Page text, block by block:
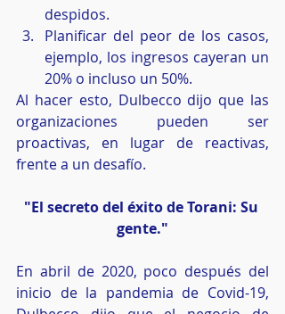
despidos.
Planificar del peor de los casos,
ejemplo, los ingresos cayeran un
20% o incluso un 50%.
Al hacer esto, Dulbecco dijo que las
organizaciones pueden ser
proactivas, en lugar de reactivas,
frente a un desafío.
"El secreto del éxito de Torani: Su
gente."
En abril de 2020, poco después del
inicio de la pandemia de Covid-19,